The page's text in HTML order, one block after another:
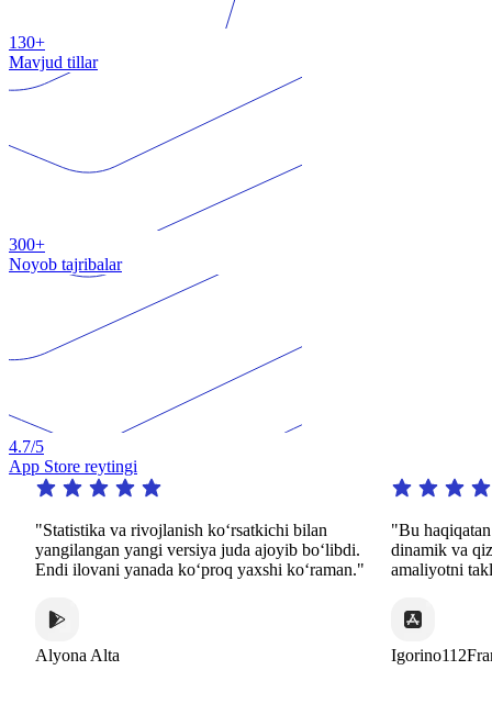
130+
Mavjud tillar
300+
Noyob tajribalar
4.7/5
App Store reytingi
"Statistika va rivojlanish koʻrsatkichi bilan
yangilangan yangi versiya juda ajoyib boʻlibdi.
Endi ilovani yanada koʻproq yaxshi koʻraman."
Alyona Alta
"Bu haqiqatan
dinamik va
amaliyotni taklif
Igorino112France